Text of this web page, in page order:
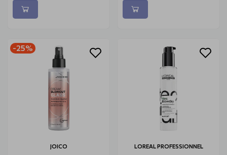
-25%
JOICO LOREAL PROFESSIONNEL